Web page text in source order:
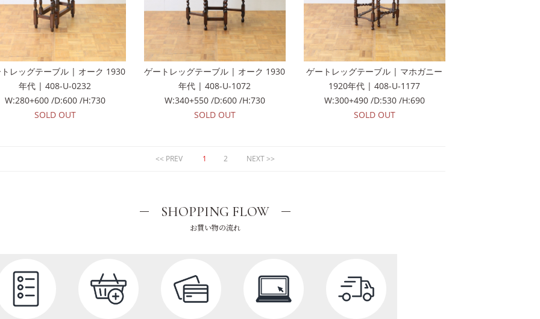
レッグテーブル | オーク 1930
年代 | 408-U-0232
W:280+600 /D:600 /H:730
SOLD OUT
ゲートレッグテーブル | オーク 1930
年代 | 408-U-1072
W:340+550 /D:600 /H:730
SOLD OUT
ゲートレッグテーブル | マホガニー
1920年代 | 408-U-1177
W:300+490 /D:530 /H:690
SOLD OUT
<< PREV 1 2 NEXT >>
SHOPPING FLOW
お買い物の流れ